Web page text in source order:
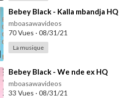
⁣Bebey Black - Kalla mbandja HQ
mboasawavideos
70 Vues · 08/31/21
La musique
⁣Bebey Black - We nde ex HQ
mboasawavideos
33 Vues · 08/31/21